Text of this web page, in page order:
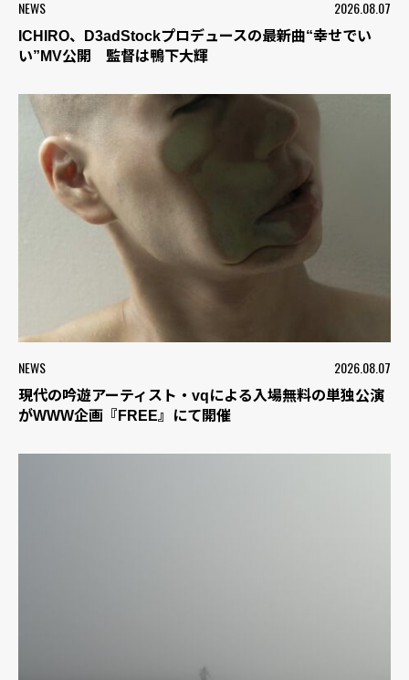
NEWS 2026.08.07
ICHIRO、D3adStockプロデュースの最新曲“幸せでい
い”MV公開 監督は鴨下大輝
NEWS 2026.08.07
現代の吟遊アーティスト・vqによる入場無料の単独公演
がWWW企画『FREE』にて開催